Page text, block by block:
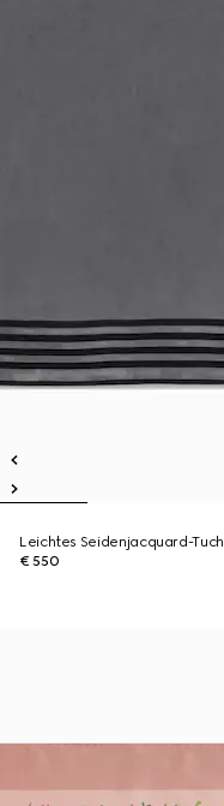
Leichtes Seidenjacquard-Tuch
€ 550